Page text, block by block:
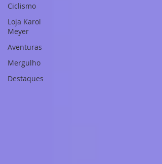
Ciclismo
Loja Karol
Meyer
Aventuras
Mergulho
Destaques